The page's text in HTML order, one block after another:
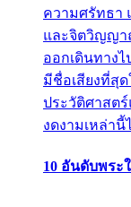
ความศรัทธา
และจิตวิญญา
ออกเดินทาง
มีชื่อเสียงที่สุ
ประวัติศาสต
งดงามเหล่า
10 อันดับพระ